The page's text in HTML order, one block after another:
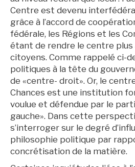
Centre est devenu
grâce à l’accord de
fédérale, les Régions et les
étant de rendre le centre plus
citoyens. Comme rappelé ci-
politiques à la tête du
de «centre- droit». Or, le
Chances est une institution
voulue et défendue par le
gauche». Dans cette
s’interroger sur le degré
philosophie politique par
concrétisation de la matière.